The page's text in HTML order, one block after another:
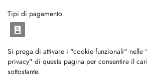
Tipi di pagamento
Si prega di attivare i "cookie funzionali" nelle
privacy" di questa pagina per consentire il
sottostante.